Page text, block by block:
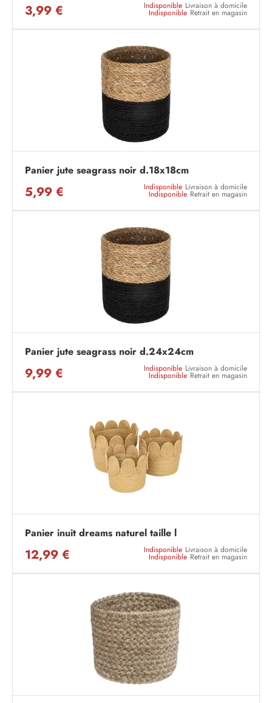
3,99 € Indisponible Livraison à domicile
Indisponible Retrait en magasin
Panier jute seagrass noir d.18x18cm
5,99 € Indisponible Livraison à domicile
Indisponible Retrait en magasin
Panier jute seagrass noir d.24x24cm
9,99 € Indisponible Livraison à domicile
Indisponible Retrait en magasin
Panier inuit dreams naturel taille l
12,99 € Indisponible Livraison à domicile
Indisponible Retrait en magasin